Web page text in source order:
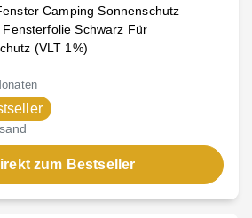
Camping Sonnenschutz
Schwarz Für
(VLT 1%)
zum Bestseller